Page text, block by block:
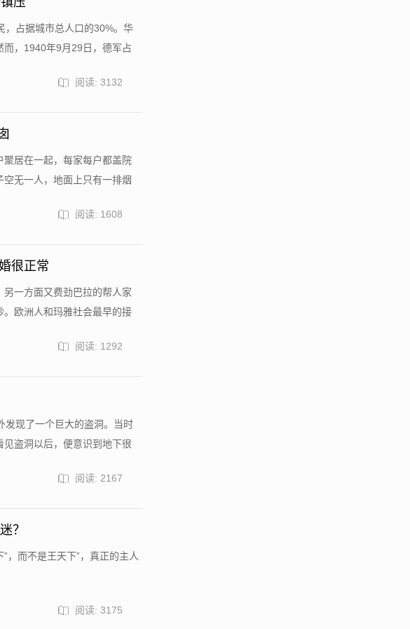
，占据城市总人口的30%。华
，1940年9月29日，德军占
阅读: 3132
居在一起，每家每户都盖院
无一人，地面上只有一排烟
阅读: 1608
很正常
一方面又费劲巴拉的帮人家
欧洲人和玛雅社会最早的接
阅读: 1292
发现了一个巨大的盗洞。当时
盗洞以后，便意识到地下很
阅读: 2167
？
而不是王天下”，真正的主人
阅读: 3175